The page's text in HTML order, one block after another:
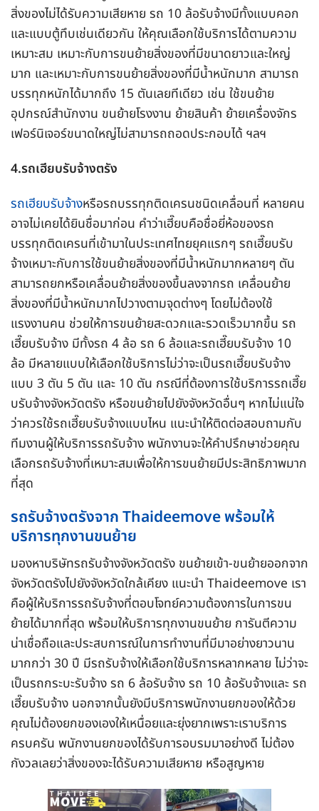
สิ่งของไม่ได้รับความเสียหาย รถ 10 ล้อรับจ้างมีทั้งแบบคอก
และแบบตู้ทึบเช่นเดียวกัน ให้คุณเลือกใช้บริการได้ตามความ
เหมาะสม เหมาะกับการขนย้ายสิ่งของที่มีขนาดยาวและใหญ่
มาก และเหมาะกับการขนย้ายสิ่งของที่มีน้ำหนักมาก สามารถ
บรรทุกหนักได้มากถึง 15 ตันเลยทีเดียว เช่น ใช้ขนย้าย
อุปกรณ์สำนักงาน ขนย้ายโรงงาน ย้ายสินค้า ย้ายเครื่องจักร
เฟอร์นิเจอร์ขนาดใหญ่ไม่สามารถถอดประกอบได้ ฯลฯ
4.รถเฮียบรับจ้างตรัง
รถเฮียบรับจ้างหรือรถบรรทุกติดเครนชนิดเคลื่อนที่ หลายคน
อาจไม่เคยได้ยินชื่อมาก่อน คำว่าเฮี๊ยบคือชื่อยี่ห้อของรถ
บรรทุกติดเครนที่เข้ามาในประเทศไทยยุคแรกๆ รถเฮี๊ยบรับ
จ้างเหมาะกับการใช้ขนย้ายสิ่งของที่มีน้ำหนักมากหลายๆ ตัน
สามารถยกหรือเคลื่อนย้ายสิ่งของขึ้นลงจากรถ เคลื่อนย้าย
สิ่งของที่มีน้ำหนักมากไปวางตามจุดต่างๆ โดยไม่ต้องใช้
แรงงานคน ช่วยให้การขนย้ายสะดวกและรวดเร็วมากขึ้น รถ
เฮี๊ยบรับจ้าง มีทั้งรถ 4 ล้อ รถ 6 ล้อและรถเฮี๊ยบรับจ้าง 10
ล้อ มีหลายแบบให้เลือกใช้บริการไม่ว่าจะเป็นรถเฮี๊ยบรับจ้าง
แบบ 3 ตัน 5 ตัน และ 10 ตัน กรณีที่ต้องการใช้บริการรถเฮี๊ย
บรับจ้างจังหวัดตรัง หรือขนย้ายไปยังจังหวัดอื่นๆ หากไม่แน่ใจ
ว่าควรใช้รถเฮี๊ยบรับจ้างแบบไหน แนะนำให้ติดต่อสอบถามกับ
ทีมงานผู้ให้บริการรถรับจ้าง พนักงานจะให้คำปรึกษาช่วยคุณ
เลือกรถรับจ้างที่เหมาะสมเพื่อให้การขนย้ายมีประสิทธิภาพมาก
ที่สุด
รถรับจ้างตรังจาก Thaideemove พร้อมให้
บริการทุกงานขนย้าย
มองหาบริษัทรถรับจ้างจังหวัดตรัง ขนย้ายเข้า-ขนย้ายออกจาก
จังหวัดตรังไปยังจังหวัดใกล้เคียง แนะนำ Thaideemove เรา
คือผู้ให้บริการรถรับจ้างที่ตอบโจทย์ความต้องการในการขน
ย้ายได้มากที่สุด พร้อมให้บริการทุกงานขนย้าย การันตีความ
น่าเชื่อถือและประสบการณ์ในการทำงานที่มีมาอย่างยาวนาน
มากกว่า 30 ปี มีรถรับจ้างให้เลือกใช้บริการหลากหลาย ไม่ว่าจะ
เป็นรถกระบะรับจ้าง รถ 6 ล้อรับจ้าง รถ 10 ล้อรับจ้างและ รถ
เฮี๊ยบรับจ้าง นอกจากนั้นยังมีบริการพนักงานยกของให้ด้วย
คุณไม่ต้องยกของเองให้เหนื่อยและยุ่งยากเพราะเราบริการ
ครบครัน พนักงานยกของได้รับการอบรมมาอย่างดี ไม่ต้อง
กังวลเลยว่าสิ่งของจะได้รับความเสียหาย หรือสูญหาย